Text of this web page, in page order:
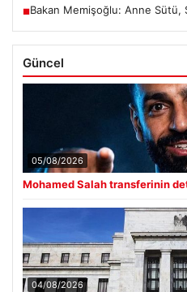
■Bakan Memişoğlu: Anne Sütü,
Güncel
05/08/2026
Mohamed Salah transferinin
04/08/2026